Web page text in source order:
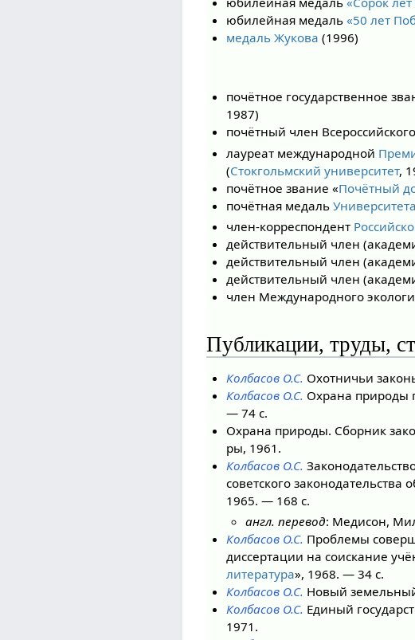
юбилейная медаль «50 лет
медаль Жукова (1996)
почётное государственное
1987)
почётный член
лауреат международной
(Стокгольмский университет,
почётное звание «Почётный
почётная медаль
член-корреспондент
действительный член
действительный член
действительный член
член Международного
Публикации, труды,
Колбасов О.С. Охотничьи
Колбасов О.С. Охрана природы
— 74 c.
Охрана природы. Сборник
ры, 1961.
Колбасов О.С.
советского
1965. — 168 с.
англ. перевод: Медисон,
Колбасов О.С. Проблемы
диссертации на соискание
литература», 1968. — 34 с.
Колбасов О.С. Новый
Колбасов О.С. Единый
1971.